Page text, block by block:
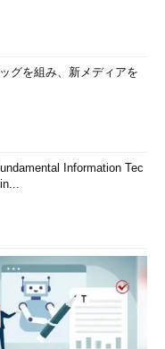
グを組み、新メディアを
Information Tec